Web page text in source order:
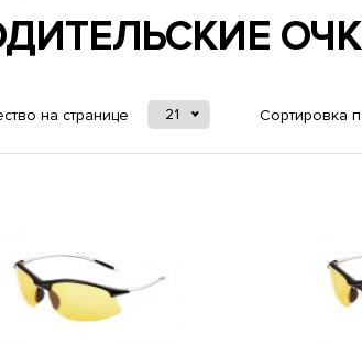
на странице 21 Сортировка